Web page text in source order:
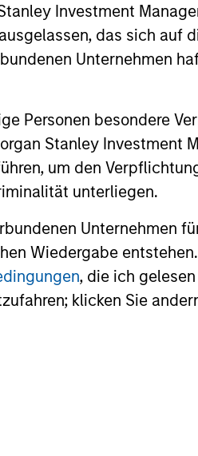
Investment
das sich auf
Unternehmen
Personen besondere
Stanley Investment
um den
unterliegen.
Unternehmen
Wiedergabe
, die ich
klicken Sie
Market Monitor –
of the US and European